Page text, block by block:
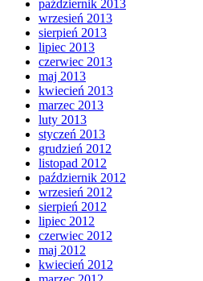
październik 2013
wrzesień 2013
sierpień 2013
lipiec 2013
czerwiec 2013
maj 2013
kwiecień 2013
marzec 2013
luty 2013
styczeń 2013
grudzień 2012
listopad 2012
październik 2012
wrzesień 2012
sierpień 2012
lipiec 2012
czerwiec 2012
maj 2012
kwiecień 2012